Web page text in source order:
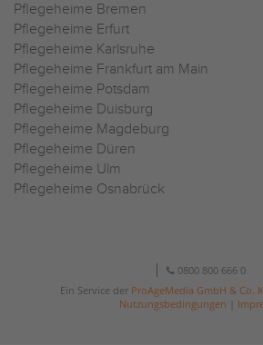
Pflegeheime Bremen
Pflegeheime Erfurt
Pflegeheime Karlsruhe
Pflegeheime Frankfurt am Main
Pflegeheime Potsdam
Pflegeheime Duisburg
Pflegeheime Magdeburg
Pflegeheime Düren
Pflegeheime Ulm
Pflegeheime Osnabrück
0800 800 666 0
Ein Service der ProAgeMedia GmbH & Co.
Nutzungsbedingungen